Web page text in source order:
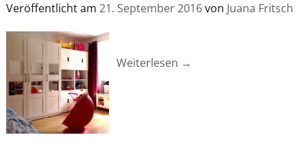
Veröffentlicht am 21. September 2016von Juana Fritsch
Weiterlesen →